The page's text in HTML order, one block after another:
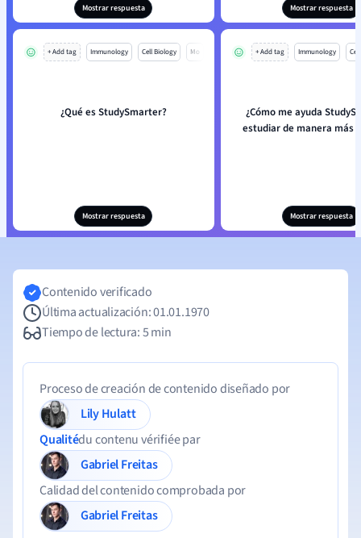
Mostrar respuesta Mostrar respuesta
+ Add tag Immunology Cell Biology Mo
¿Qué es StudySmarter?
Mostrar respuesta
+ Add tag Immunology
¿Cómo me ayuda
estudiar de manera más
Mostrar respuesta
Contenido verificado
Última actualización: 01.01.1970
Tiempo de lectura: 5 min
Proceso de creación de contenido diseñado por
Lily Hulatt
Qualitédu contenu vérifiée par
Gabriel Freitas
Calidad del contenido comprobada por
Gabriel Freitas